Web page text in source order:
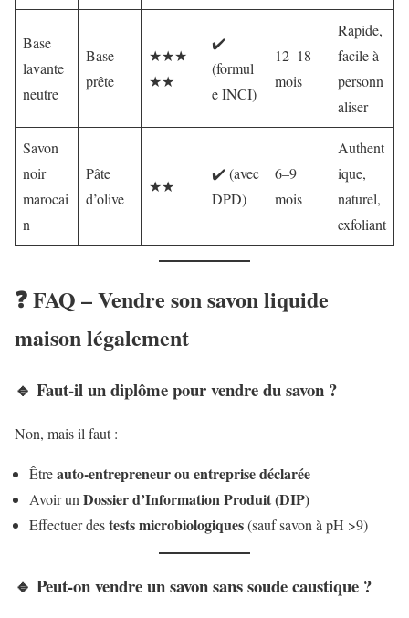
Base
lavante
neutre
Base
prête
★★★
★★
✔️
(formul
e INCI)
12–18
mois
Rapide,
facile à
personn
aliser
Savon
noir
marocai
n
Pâte
d’olive
★★
✔️ (avec
DPD)
6–9
mois
Authent
ique,
naturel,
exfoliant
❓ FAQ – Vendre son savon liquide
maison légalement
🔹 Faut-il un diplôme pour vendre du savon ?
Non, mais il faut :
Êtreauto-entrepreneur ou entreprise déclarée
Avoir unDossier d’Information Produit (DIP)
Effectuer destests microbiologiques(sauf savon à pH >9)
🔹 Peut-on vendre un savon sans soude caustique ?